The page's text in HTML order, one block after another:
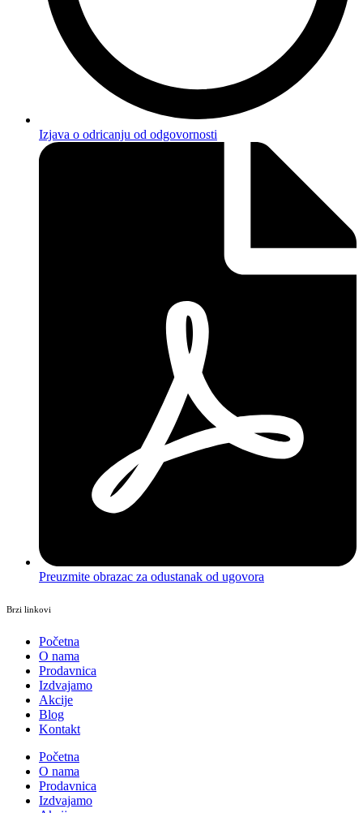
Izjava o odricanju od odgovornosti
Preuzmite obrazac za odustanak od ugovora
Brzi linkovi
Početna
O nama
Prodavnica
Izdvajamo
Akcije
Blog
Kontakt
Početna
O nama
Prodavnica
Izdvajamo